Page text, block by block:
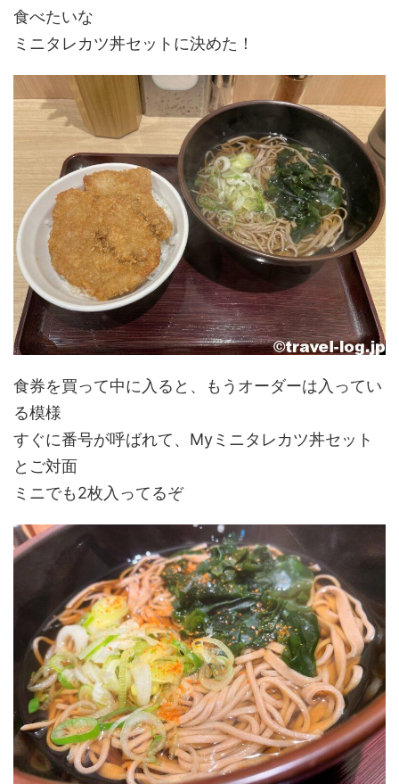
食べたいな
ミニタレカツ丼セットに決めた！
食券を買って中に入ると、もうオーダーは入ってい
る模様
すぐに番号が呼ばれて、Myミニタレカツ丼セット
とご対面
ミニでも2枚入ってるぞ